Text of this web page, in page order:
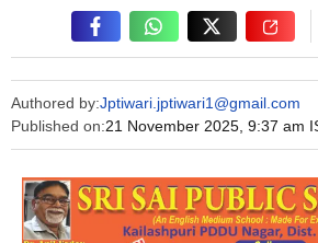
Authored by:Jptiwari.jptiwari1@gmail.com
Published on:21 November 2025, 9:37 am